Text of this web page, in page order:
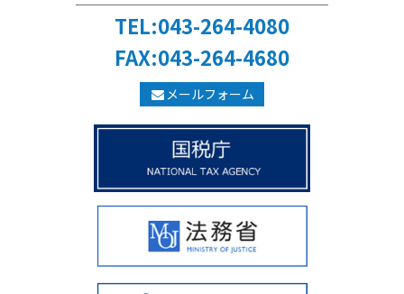
TEL:043-264-4080
FAX:043-264-4680
メールフォーム